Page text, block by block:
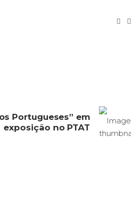
Portugueses” em
exposição no PTAT